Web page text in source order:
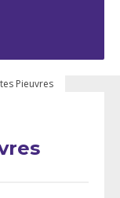
Pieuvres